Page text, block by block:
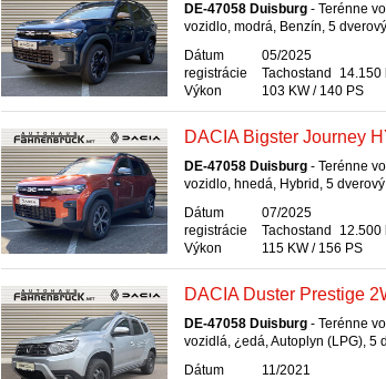
DE-47058 Duisburg - Terénne
vozidlo, modrá, Benzín, 5 dverový
Dátum
registrácie
05/2025
Tachostand
14.150
Výkon
103 KW / 140 PS
DACIA Bigster Journey
DE-47058 Duisburg - Terénne
vozidlo, hnedá, Hybrid, 5 dverový
Dátum
registrácie
07/2025
Tachostand
12.500
Výkon
115 KW / 156 PS
DACIA Duster Prestige
DE-47058 Duisburg - Terénne
vozidlá, ¿edá, Autoplyn (LPG), 5
Dátum
11/2021